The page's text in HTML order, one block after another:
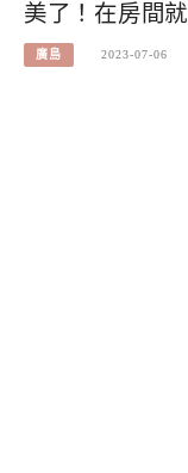
美了！在房間
廣島 2023-07-06